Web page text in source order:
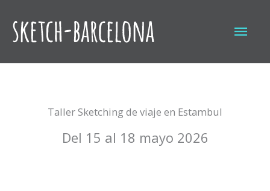
contenido
Taller Sketching de viaje en Estambul
Del 15 al 18 mayo 2026